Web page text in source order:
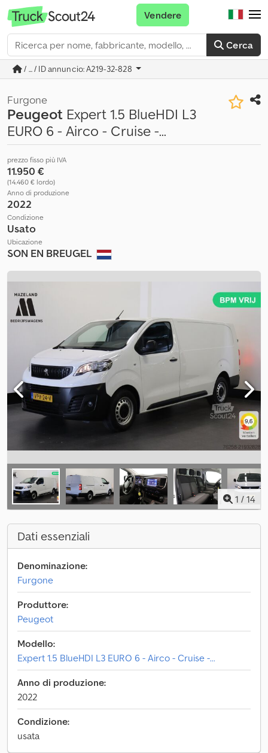
Cerca
Vendere
/ ... / ID annuncio: A219-32-828
Furgone
Peugeot Expert 1.5 BlueHDI L3
EURO 6 - Airco - Cruise -...
prezzo fisso più IVA
11.950 €
(14.460 € lordo)
Anno di produzione
2022
Condizione
Usato
Ubicazione
SON EN BREUGEL
1 / 14
Dati essenziali
Denominazione:
Furgone
Produttore:
Peugeot
Modello:
Expert 1.5 BlueHDI L3 EURO 6 - Airco - Cruise -...
Anno di produzione:
2022
Condizione:
usata